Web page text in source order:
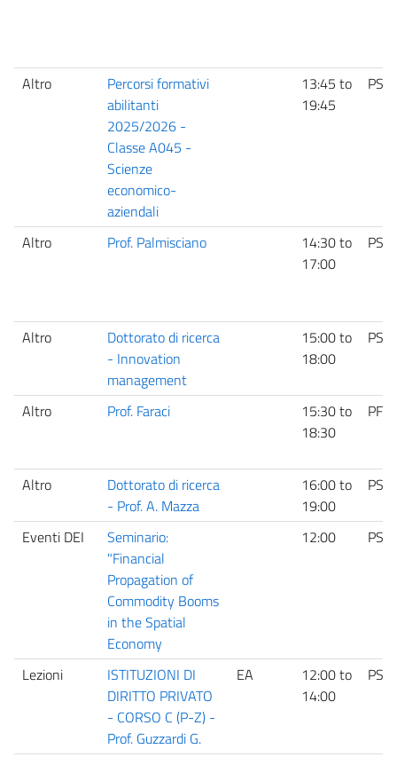
Altro
Percorsi formativi
abilitanti
2025/2026 -
Classe A045 -
Scienze
economico-
aziendali
13:45 to
19:45
PS
Altro Prof. Palmisciano 14:30to
17:00
PS
Altro
Dottorato di ricerca
- Innovation
management
15:00to
18:00
PS
Altro Prof. Faraci 15:30to
18:30
PF
Altro
Dottorato di ricerca
- Prof. A. Mazza
16:00to
19:00
PS
Eventi DEI
Seminario:
"Financial
Propagation of
Commodity Booms
in the Spatial
Economy
12:00 PS
Lezioni
ISTITUZIONI DI
DIRITTO PRIVATO
- CORSO C (P-Z) -
Prof. Guzzardi G.
EA 12:00to
14:00
PS